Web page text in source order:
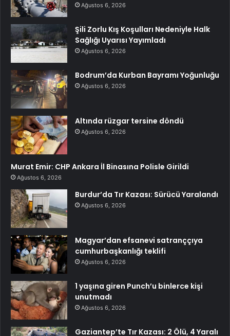
Ağustos 6, 2026
Şili Zorlu Kış Koşulları Nedeniyle Halk
Sağlığı Uyarısı Yayımladı
Ağustos 6, 2026
Bodrum’da Kurban Bayramı Yoğunluğu
Ağustos 6, 2026
Altında rüzgar tersine döndü
Ağustos 6, 2026
Murat Emir: CHP Ankara İl Binasına Polisle Girildi
Ağustos 6, 2026
Burdur’da Tır Kazası: Sürücü Yaralandı
Ağustos 6, 2026
Magyar’dan efsanevi satranççıya
cumhurbaşkanlığı teklifi
Ağustos 6, 2026
1 yaşına giren Punch’u binlerce kişi
unutmadı
Ağustos 6, 2026
Gaziantep’te Tır Kazası: 2 Ölü, 4 Yaralı